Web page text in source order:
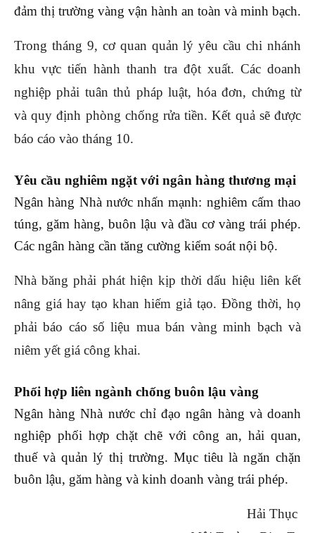
đảm thị trường vàng vận hành an toàn và minh bạch.
Trong tháng 9, cơ quan quản lý yêu cầu chi nhánh
khu vực tiến hành thanh tra đột xuất. Các doanh
nghiệp phải tuân thủ pháp luật, hóa đơn, chứng từ
và quy định phòng chống rửa tiền. Kết quả sẽ được
báo cáo vào tháng 10.
Yêu cầu nghiêm ngặt với ngân hàng thương mại
Ngân hàng Nhà nước nhấn mạnh: nghiêm cấm thao
túng, găm hàng, buôn lậu và đầu cơ vàng trái phép.
Các ngân hàng cần tăng cường kiểm soát nội bộ.
Nhà băng phải phát hiện kịp thời dấu hiệu liên kết
nâng giá hay tạo khan hiếm giả tạo. Đồng thời, họ
phải báo cáo số liệu mua bán vàng minh bạch và
niêm yết giá công khai.
Phối hợp liên ngành chống buôn lậu vàng
Ngân hàng Nhà nước chỉ đạo ngân hàng và doanh
nghiệp phối hợp chặt chẽ với công an, hải quan,
thuế và quản lý thị trường. Mục tiêu là ngăn chặn
buôn lậu, găm hàng và kinh doanh vàng trái phép.
Hải Thục